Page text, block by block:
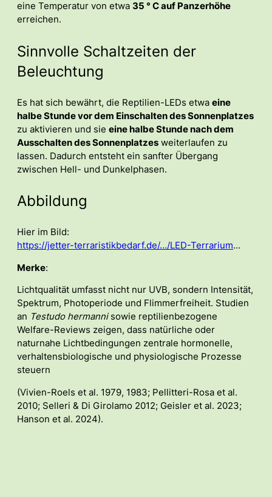
eine Temperatur von etwa 35 ° C auf Panzerhöhe
erreichen.
Sinnvolle Schaltzeiten der
Beleuchtung
Es hat sich bewährt, die Reptilien-LEDs etwa eine
halbe Stunde vor dem Einschalten des Sonnenplatzes
zu aktivieren und sie eine halbe Stunde nach dem
Ausschalten des Sonnenplatzes weiterlaufen zu
lassen. Dadurch entsteht ein sanfter Übergang
zwischen Hell- und Dunkelphasen.
Abbildung
Hier im Bild:
https://jetter-terraristikbedarf.de/…/LED-Terrarium…
Merke:
Lichtqualität umfasst nicht nur UVB, sondern Intensität,
Spektrum, Photoperiode und Flimmerfreiheit. Studien
an Testudo hermannisowie reptilienbezogene
Welfare-Reviews zeigen, dass natürliche oder
naturnahe Lichtbedingungen zentrale hormonelle,
verhaltensbiologische und physiologische Prozesse
steuern
(Vivien-Roels et al. 1979, 1983; Pellitteri-Rosa et al.
2010; Selleri & Di Girolamo 2012; Geisler et al. 2023;
Hanson et al. 2024).